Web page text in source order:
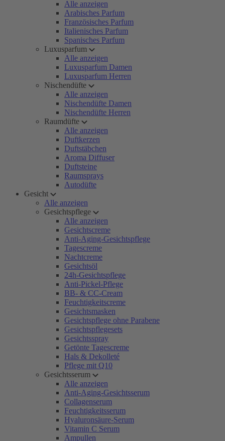
Alle anzeigen
Arabisches Parfum
Französisches Parfum
Italienisches Parfum
Spanisches Parfum
Luxusparfum
Alle anzeigen
Luxusparfum Damen
Luxusparfum Herren
Nischendüfte
Alle anzeigen
Nischendüfte Damen
Nischendüfte Herren
Raumdüfte
Alle anzeigen
Duftkerzen
Duftstäbchen
Aroma Diffuser
Duftsteine
Raumsprays
Autodüfte
Gesicht
Alle anzeigen
Gesichtspflege
Alle anzeigen
Gesichtscreme
Anti-Aging-Gesichtspflege
Tagescreme
Nachtcreme
Gesichtsöl
24h-Gesichtspflege
Anti-Pickel-Pflege
BB- & CC-Cream
Feuchtigkeitscreme
Gesichtsmasken
Gesichtspflege ohne Parabene
Gesichtspflegesets
Gesichtsspray
Getönte Tagescreme
Hals & Dekolleté
Pflege mit Q10
Gesichtsserum
Alle anzeigen
Anti-Aging-Gesichtsserum
Collagenserum
Feuchtigkeitsserum
Hyaluronsäure-Serum
Vitamin C Serum
Ampullen